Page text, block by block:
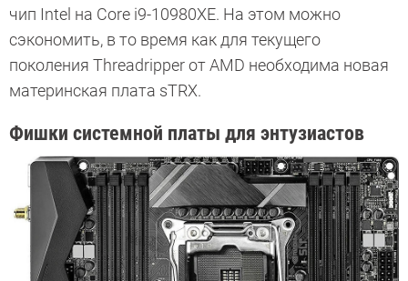
чип Intel на Core i9-10980XE. На этом можно
сэкономить, в то время как для текущего
поколения Threadripper от AMD необходима новая
материнская плата sTRX.
Фишки системной платы для энтузиастов